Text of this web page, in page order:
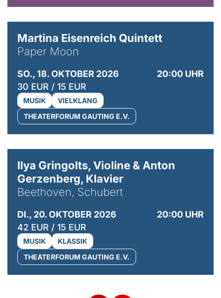
Martina Eisenreich Quintett
Paper Moon
SO., 18. OKTOBER 2026
20:00 UHR
30 EUR / 15 EUR
MUSIK
VIELKLANG
THEATERFORUM GAUTING E.V.
Ilya Gringolts, Violine & Anton
Gerzenberg, Klavier
Beethoven, Schubert
DI., 20. OKTOBER 2026
20:00 UHR
42 EUR / 15 EUR
MUSIK
KLASSIK
THEATERFORUM GAUTING E.V.